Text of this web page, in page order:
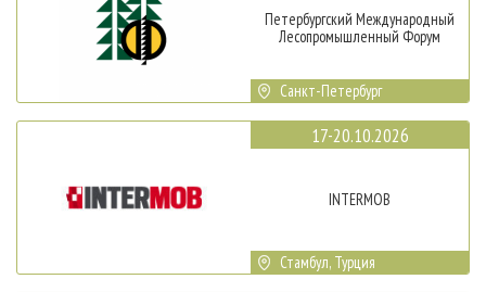
Петербургский Международный
Лесопромышленный Форум
Санкт-Петербург
17-20.10.2026
INTERMOB
Стамбул, Турция